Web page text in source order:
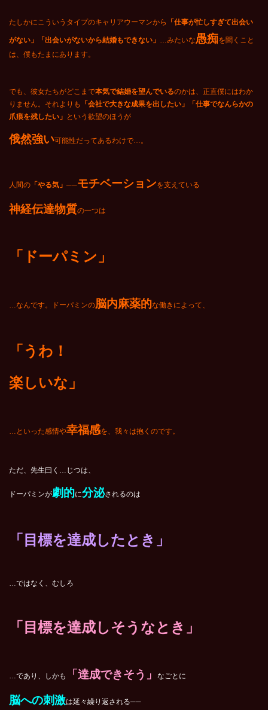
たしかにこういうタイプのキャリアウーマンから 「仕事が忙しすぎて出会い
がない」「出会いがないから結婚もできない」 …みたいな愚痴を聞くこと
は、僕もたまにあります。
でも、彼女たちがどこまで本気で結婚を望んでいるのかは、正直僕にはわか
りません。それよりも
「会社で大きな成果を出したい」「仕事でなんらかの
爪痕を残したい」 という欲望のほうが
俄然強い可能性だってあるわけで…。
人間の 「やる気」──モチベーションを支えている
神経伝達物質の一つは
「ドーパミン」
…なんです。ドーパミンの脳内麻薬的な働きによって、
「うわ！
楽しいな」
…といった感情や幸福感を、我々は抱くのです。
ただ、先生曰く…じつは、
ドーパミンが劇的に分泌されるのは
「目標を達成したとき」
…ではなく、むしろ
「目標を達成しそうなとき」
…であり、しかも 「達成できそう」 なごとに
脳への刺激は延々繰り返される──